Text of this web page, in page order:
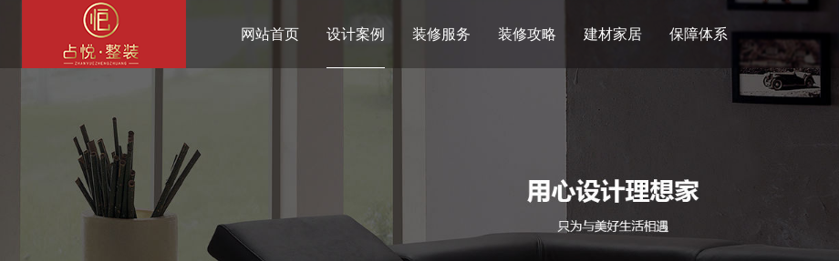
网站首页 设计案例 装修服务 装修攻略 建材家居 保障体系